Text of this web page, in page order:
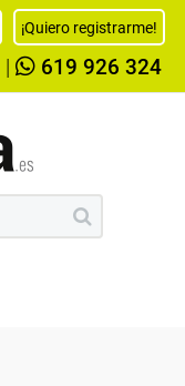
¡Quiero registrarme!
619 926 324